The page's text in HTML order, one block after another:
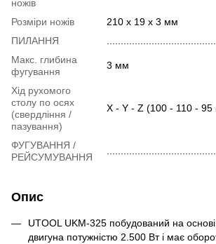
ножів
Розміри ножів
210 х 19 х 3 мм
ПИЛАННЯ
Макс. глибина
фугування
3 мм
Хід рухомого
столу по осях
(свердління /
пазування)
X - Y - Z (100 - 110 -
ФУГУВАННЯ /
РЕЙСУМУВАННЯ
Опис
UTOOL UKM-325 побудований на
двигуна потужністю 2.500 Вт і має